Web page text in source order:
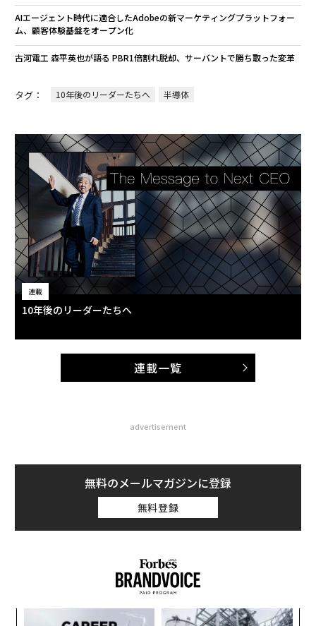
AIエージェント時代に適合したAdobeの新マーケティングプラットフォー
ム、顧客体験基盤をオープン化
古河電工 森平英也が語る PBR1倍割れ脱却、サーバントで勝ち取った変革
タグ： 10年後のリーダーたちへ 半導体
連載
10年後のリーダーたちへ
連載一覧
advertisement
無料のメールマガジンに登録
無料登録